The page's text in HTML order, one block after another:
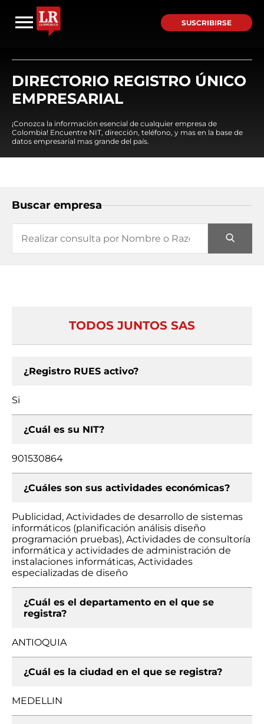
SUSCRIBIRSE
DIRECTORIO REGISTRO ÚNICO
EMPRESARIAL
¡Conozca la información esencial de cualquier empresa de
Colombia! Encuentre NIT, dirección, teléfono, y mas en la base de
datos empresarial mas grande del país.
Buscar empresa
TODOS JUNTOS SAS
¿Registro RUES activo?
Si
¿Cuál es su NIT?
901530864
¿Cuáles son sus actividades económicas?
Publicidad, Actividades de desarrollo de sistemas
informáticos (planificación análisis diseño
programación pruebas), Actividades de consultoría
informática y actividades de administración de
instalaciones informáticas, Actividades
especializadas de diseño
¿Cuál es el departamento en el que se
registra?
ANTIOQUIA
¿Cuál es la ciudad en el que se registra?
MEDELLIN